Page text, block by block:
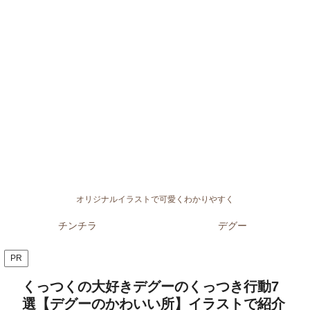
オリジナルイラストで可愛くわかりやすく
チンチラ デグー
PR
くっつくの大好きデグーのくっつき行動7
選【デグーのかわいい所】イラストで紹介